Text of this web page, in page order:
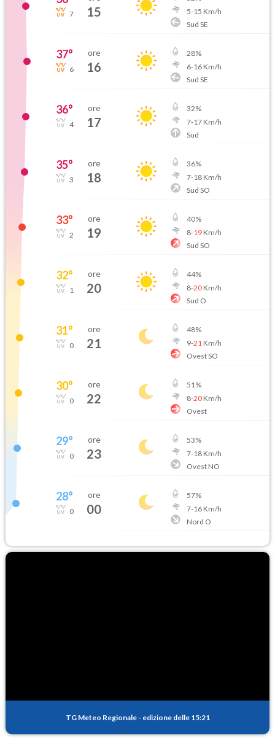
7 15
5-15 Km/h
Sud SE
37°
6
ore
16
28%
6-16Km/h
Sud SE
36°
4
ore
17
32%
7-17Km/h
Sud
35°
3
ore
18
36%
7-18Km/h
Sud SO
33°
2
ore
19
40%
8-19Km/h
Sud SO
32°
1
ore
20
44%
8-20Km/h
Sud O
31°
0
ore
21
48%
9-21 Km/h
Ovest SO
30°
0
ore
22
51%
8-20Km/h
Ovest
29°
0
ore
23
53%
7-18Km/h
Ovest NO
28°
0
ore
00
57%
7-16Km/h
Nord O
TG Meteo Regionale - edizione delle 15:21